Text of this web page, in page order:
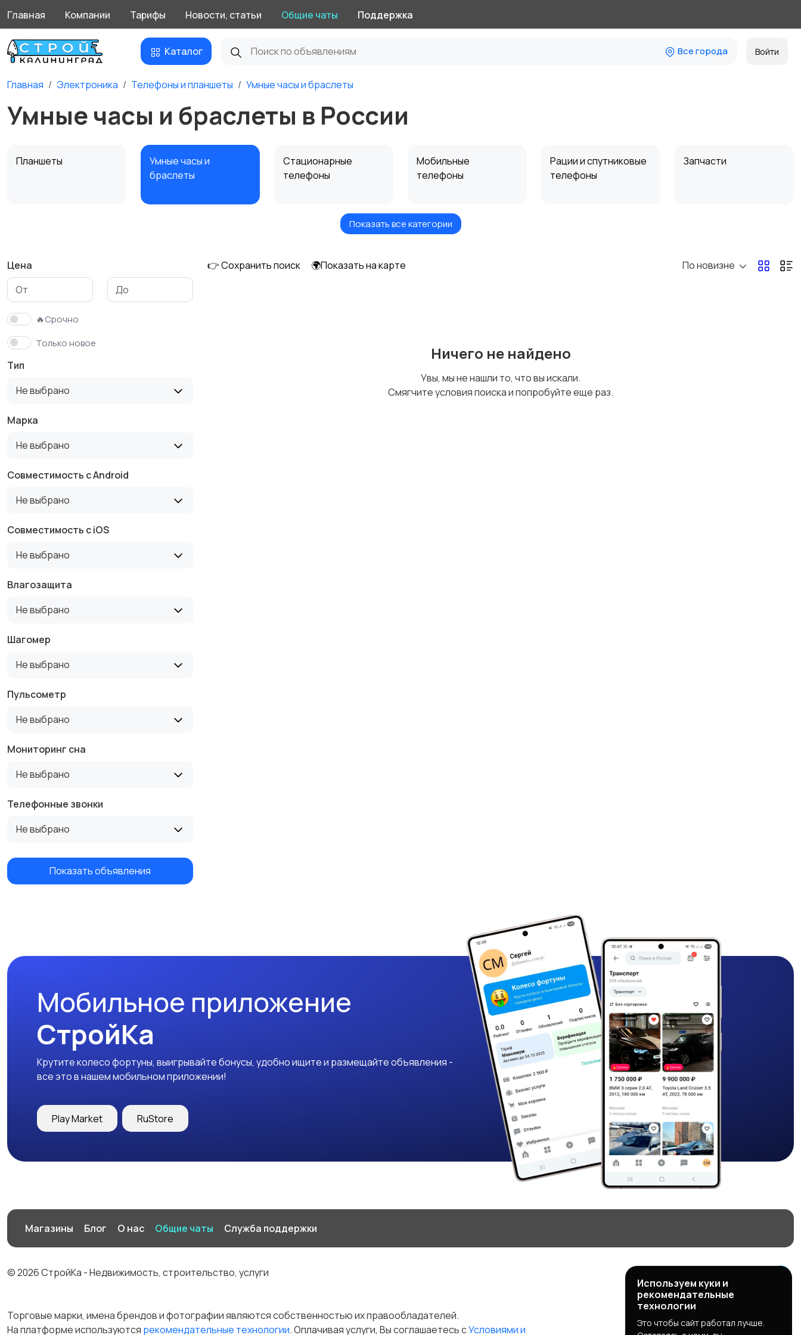
Главная Компании Тарифы Новости, статьи Общие чаты Поддержка
Каталог Все города Войти
Главная Электроника Телефоны и планшеты Умные часы и браслеты
Умные часы и браслеты в России
Планшеты
Умные часы и
браслеты
Стационарные
телефоны
Мобильные
телефоны
Рации и спутниковые
телефоны
Запчасти
Аксессуары
Показать все категории
Цена
🔥Срочно
Только новое
Тип
Не выбрано
Марка
Не выбрано
Совместимость с Android
Не выбрано
Совместимость с iOS
Не выбрано
Влагозащита
Не выбрано
Шагомер
Не выбрано
Пульсометр
Не выбрано
Мониторинг сна
Не выбрано
Телефонные звонки
Не выбрано
Показать объявления
👉 Сохранить поиск 🌍Показать на карте По новизне
Ничего не найдено
Увы, мы не нашли то, что вы искали.
Смягчите условия поиска и попробуйте еще раз.
Мобильное приложение
СтройКа
Крутите колесо фортуны, выигрывайте бонусы, удобно ищите и размещайте объявления -
все это в нашем мобильном приложении!
Play Market RuStore
Магазины Блог О нас Общие чаты Служба поддержки
© 2026 СтройКа - Недвижимость, строительство, услуги
Торговые марки, имена брендов и фотографии являются собственностью их правообладателей.
На платформе используются рекомендательные технологии. Оплачивая услуги, Вы соглашаетесь cУсловиями и
Используем куки и
рекомендательные
технологии
Это чтобы сайт работал лучше.